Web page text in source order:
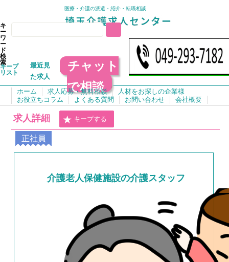
医療・介護の派遣・紹介・転職相談
キ
ー
ワ
ー
ド
検
索
キープ
リスト
最近見
た求人
チャット
で相談
ホーム 求人応募・無料相談
人材をお探しの企業様
お役立ちコラム
よくある質問 お問い合わせ 会社概要
求人詳細 キープする
正社員
介護老人保健施設の介護スタッフ